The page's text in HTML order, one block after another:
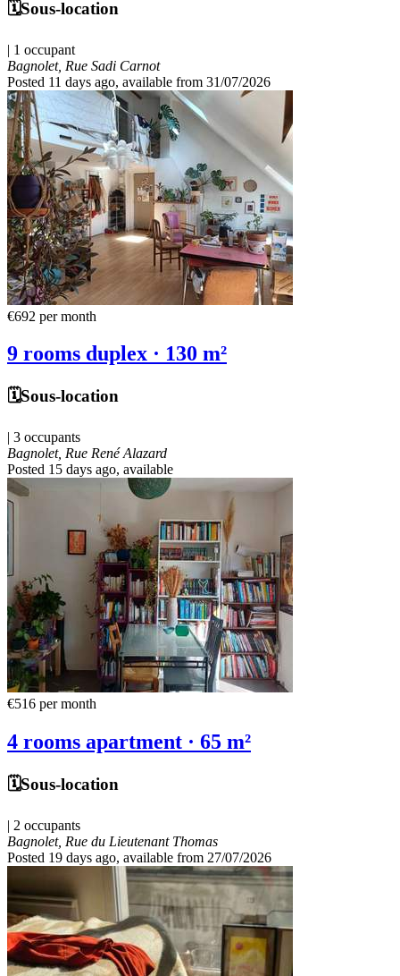
🗓️Sous-location
| 1 occupant
Bagnolet, Rue Sadi Carnot
Posted 11 days ago, available from 31/07/2026
€692 per month
9 rooms duplex · 130 m²
🗓️Sous-location
| 3 occupants
Bagnolet, Rue René Alazard
Posted 15 days ago, available
€516 per month
4 rooms apartment · 65 m²
🗓️Sous-location
| 2 occupants
Bagnolet, Rue du Lieutenant Thomas
Posted 19 days ago, available from 27/07/2026